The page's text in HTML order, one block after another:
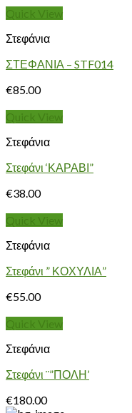
Quick View
Στεφάνια
ΣΤΕΦΑΝΙΑ – STF014
€85.00
Quick View
Στεφάνια
Στεφάνι ‘ΚΑΡΑΒΙ”
€38.00
Quick View
Στεφάνια
Στεφάνι ” ΚΟΧΥΛΙΑ”
€55.00
Quick View
Στεφάνια
Στεφάνι ¨”ΠΟΛΗ’
€180.00